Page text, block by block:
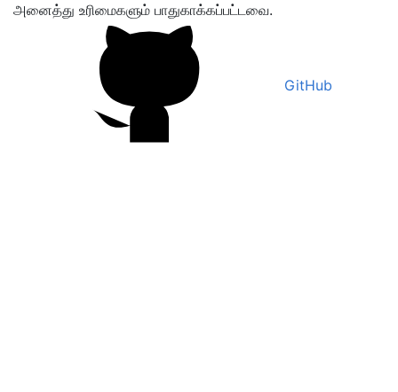
அனைத்து உரிமைகளும் பாதுகாக்கப்பட்டவை.
GitHub